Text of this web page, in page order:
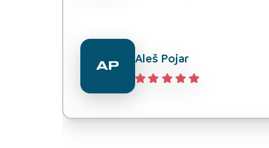
AP Aleš Pojar